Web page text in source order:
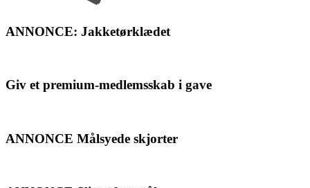
ANNONCE: Jakketørklædet
Giv et premium-medlemsskab i gave
ANNONCE Målsyede skjorter